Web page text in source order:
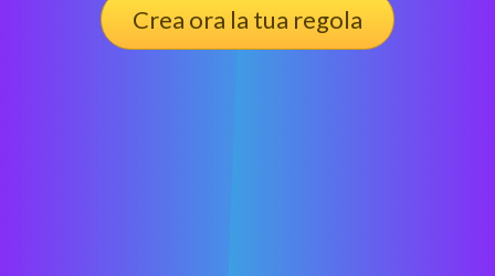
Crea ora la tua regola